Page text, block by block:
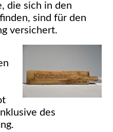
die sich in den
sind für den
versichert.
des